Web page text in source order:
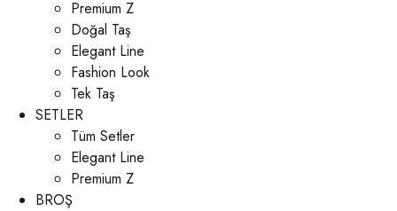
Premium Z
Doğal Taş
Elegant Line
Fashion Look
Tek Taş
SETLER
Tüm Setler
Elegant Line
Premium Z
BROŞ